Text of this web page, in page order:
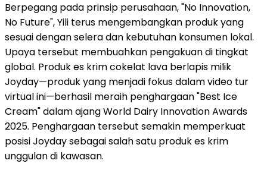
Berpegang pada prinsip perusahaan, "No Innovation,
No Future", Yili terus mengembangkan produk yang
sesuai dengan selera dan kebutuhan konsumen lokal.
Upaya tersebut membuahkan pengakuan di tingkat
global. Produk es krim cokelat lava berlapis milik
Joyday—produk yang menjadi fokus dalam video tur
virtual ini—berhasil meraih penghargaan "Best Ice
Cream" dalam ajang World Dairy Innovation Awards
2025. Penghargaan tersebut semakin memperkuat
posisi Joyday sebagai salah satu produk es krim
unggulan di kawasan.